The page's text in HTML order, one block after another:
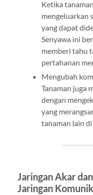
Ketika
mengeluarkan
yang dapat
Senyawa ini
memberi tahu
pertahanan
Mengubah
Tanaman juga
dengan
yang
tanaman lain
Jaringan Akar
Jaringan